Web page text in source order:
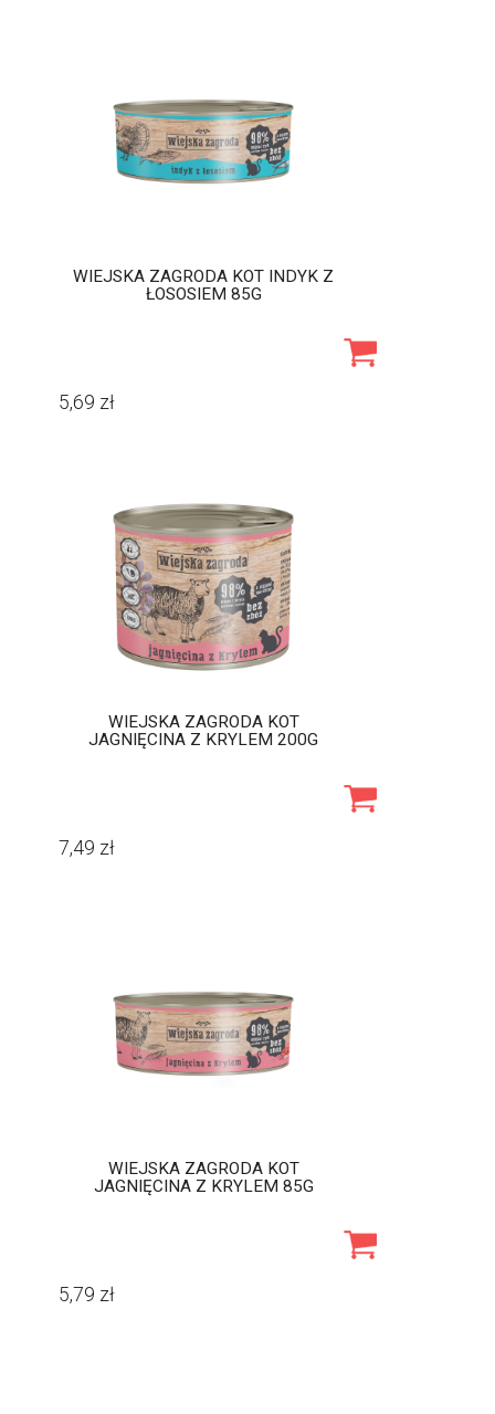
WIEJSKA ZAGRODA KOT INDYK Z
ŁOSOSIEM 85G
5,69 zł
WIEJSKA ZAGRODA KOT
JAGNIĘCINA Z KRYLEM 200G
7,49 zł
WIEJSKA ZAGRODA KOT
JAGNIĘCINA Z KRYLEM 85G
5,79 zł